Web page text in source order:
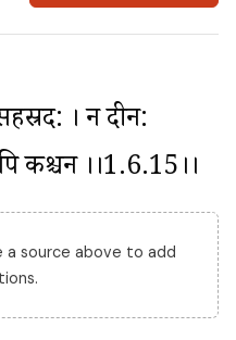
। न दीन:
कश्चन ।।1.6.15।।
a source above to add